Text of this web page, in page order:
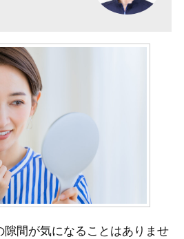
間が気になることはありませ